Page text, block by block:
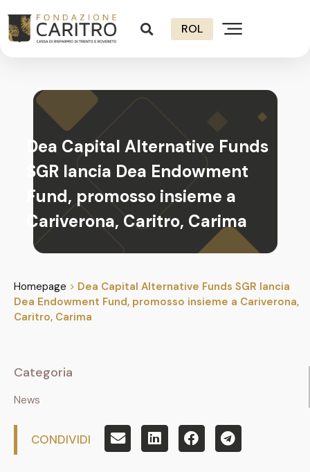
ROL
Dea Capital Alternative Funds
SGR lancia Dea Endowment
Fund, promosso insieme a
Cariverona, Caritro, Carima
Homepage > Dea Capital Alternative Funds SGR lancia
Dea Endowment Fund, promosso insieme a Cariverona,
Caritro, Carima
Categoria
News
CONDIVIDI